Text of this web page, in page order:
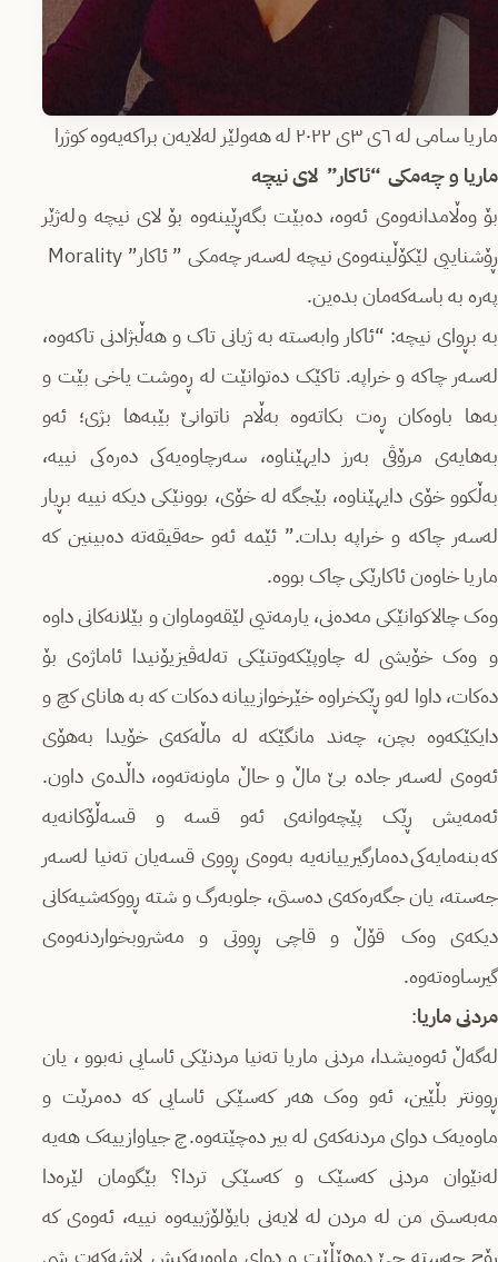
ماریا سامی لە ٦ی ٣ی ٢٠٢٢ لە هەولێر لەلایەن براکەیەوە کوژرا
ماریا و چەمکی “ئاکار” لای نیچە
بۆ وەڵامدانەوەی ئەوە، دەبێت بگەڕێینەوە بۆ لای نیچە و لەژێر
پەرە بە باسەکەمان بدەین.
بە بڕوای نیچە: “ئاکار وابەستە بە ژیانی تاک و هەڵبژادنی تاکەوە،
لەسەر چاکە و خراپە. تاکێک دەتوانێت لە ڕەوشت یاخی بێت و
بەها باوەکان ڕەت بکاتەوە بەڵام ناتوانێ بێبەها بژی؛ ئەو
بەهایەی مرۆڤی بەرز دایهێناوە، سەرچاوەیەکی دەرەکی نییە،
بەڵکوو خۆی دایهێناوە، بێجگە لە خۆی، بوونێکی دیکە نییە بڕیار
لەسەر چاکە و خراپە بدات.” ئێمە ئەو حەقیقەتە دەبینین کە
ماریا خاوەن ئاکارێکی چاک بووە.
وەک چالاکوانێکی مەدەنی، یارمەتیی لێقەوماوان و بێلانەکانی داوە
و وەک خۆیشی لە چاوپێکەوتنێکی تەلەڤیزیۆنیدا ئاماژەی بۆ
دەکات، داوا لەو ڕێکخراوە خێرخوازییانە دەکات کە بە هانای کچ و
دایکێکەوە بچن، چەند مانگێکە لە ماڵەکەی خۆیدا بەهۆی
ئەوەی لەسەر جادە بێ ماڵ و حاڵ ماونەتەوە، داڵدەی داون.
ئەمەیش ڕێک پێچەوانەی ئەو قسە و قسەڵۆکانەیە
کە بنەمایەکی دەمارگیرییانەیە بەوەی ڕووی قسەیان تەنیا لەسەر
جەستە، یان جگەرەکەی دەستی، جلوبەرگ و شتە ڕووکەشیەکانی
دیکەی وەک قۆڵ و قاچی ڕووتی و مەشروبخواردنەوەی
گیرساوەتەوە.
مردنی ماریا:
لەگەڵ ئەوەیشدا، مردنی ماریا تەنیا مردنێکی ئاسایی نەبوو ، یان
ڕوونتر بڵێین، ئەو وەک هەر کەسێکی ئاسایی کە دەمرێت و
ماوەیەک دوای مردنەکەی لە بیر دەچێتەوە. چ جیاوازییەک هەیە
لەنێوان مردنی کەسێک و کەسێکی تردا؟ بێگومان لێرەدا
مەبەستی من لە مردن لە لایەنی بایۆلۆژییەوە نییە، ئەوەی کە